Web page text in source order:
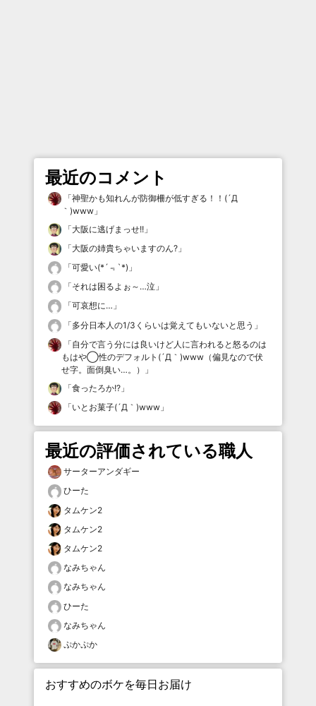
最近のコメント
「神聖かも知れんが防御柵が低すぎる！！(´Д
｀)www 」
「大阪に逃げまっせ!! 」
「大阪の姉貴ちゃいますのん? 」
「可愛い(*´﹃`*) 」
「それは困るよぉ～…泣 」
「可哀想に… 」
「多分日本人の1/3くらいは覚えてもいないと思う 」
「自分で言う分には良いけど人に言われると怒るのは
もはや◯性のデフォルト(´Д｀)www（偏見なので伏
せ字。面倒臭い…。）
」
「食ったろか!? 」
「いとお菓子(´Д｀)www 」
最近の評価されている職人
サーターアンダギー
ひーた
タムケン2
タムケン2
タムケン2
なみちゃん
なみちゃん
ひーた
なみちゃん
ぷかぷか
おすすめのボケを毎日お届け